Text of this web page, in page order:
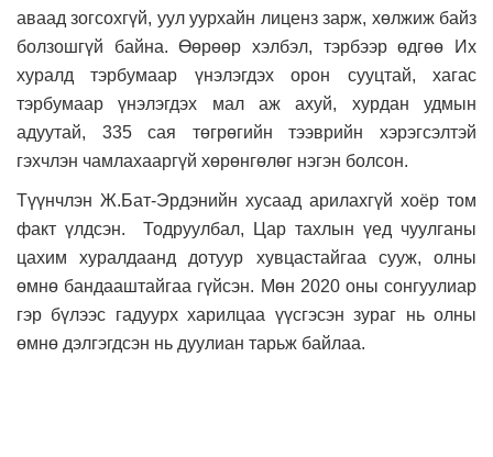
аваад зогсохгүй, уул уурхайн лиценз зарж, хөлжиж байз
болзошгүй байна. Өөрөөр хэлбэл, тэрбээр өдгөө Их
хуралд тэрбумаар үнэлэгдэх орон сууцтай, хагас
тэрбумаар үнэлэгдэх мал аж ахуй, хурдан удмын
адуутай, 335 сая төгрөгийн тээврийн хэрэгсэлтэй
гэхчлэн чамлахааргүй хөрөнгөлөг нэгэн болсон.
Түүнчлэн Ж.Бат-Эрдэнийн хусаад арилахгүй хоёр том
факт үлдсэн. Тодруулбал, Цар тахлын үед чуулганы
цахим хуралдаанд дотуур хувцастайгаа сууж, олны
өмнө бандааштайгаа гүйсэн. Мөн 2020 оны сонгуулиар
гэр бүлээс гадуурх харилцаа үүсгэсэн зураг нь олны
өмнө дэлгэгдсэн нь дуулиан тарьж байлаа.